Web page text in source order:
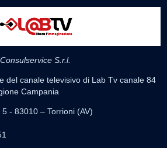
S.r.l.
del canale televisivo di Lab Tv canale 84
Campania
- 83010 – Torrioni (AV)